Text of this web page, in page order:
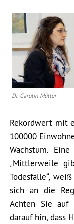
Dr. Carolin Müller
Rekordwert mit
100000
Wachstum.
„Mittlerweile
Todesfälle“,
sich an die
Achten Sie auf
darauf hin, dass